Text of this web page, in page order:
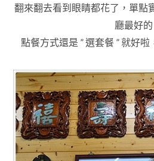
翻來翻去看到眼睛都花了 ， 單點
廳最好的
點餐方式還是 ” 選套餐 ” 就好啦